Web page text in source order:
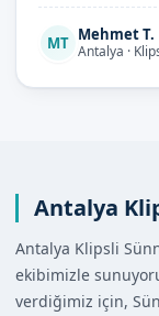
MT Mehmet T.
Antalya ·
Antalya
Antalya Klipsli
ekibimizle
verdiğimiz için,